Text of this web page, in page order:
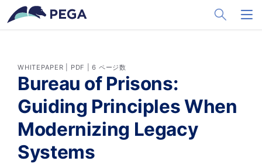
メインコンテンツに飛ぶ
Toggle
WHITEPAPER | PDF | 6 ページ数
Bureau of Prisons:
Guiding Principles When
Modernizing Legacy
Systems